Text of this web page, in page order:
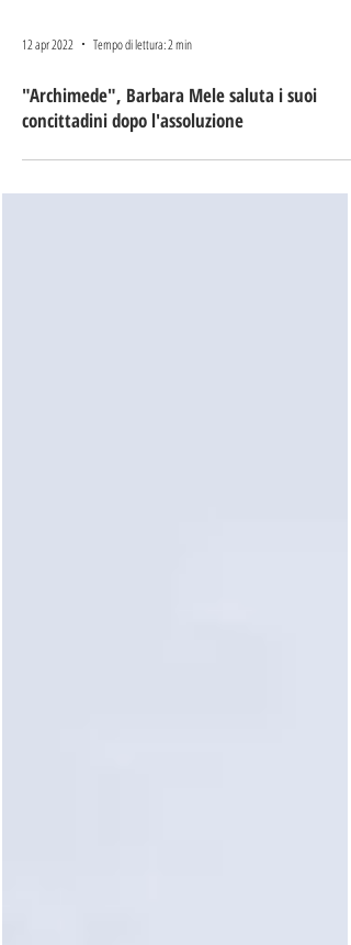
12 apr 2022 Tempo di lettura: 2 min
"Archimede", Barbara Mele saluta i suoi
concittadini dopo l'assoluzione